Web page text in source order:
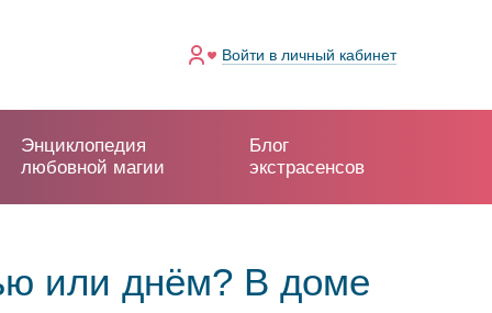
Войти в личный кабинет
Энциклопедия
любовной магии
Блог
экстрасенсов
или днём? В доме